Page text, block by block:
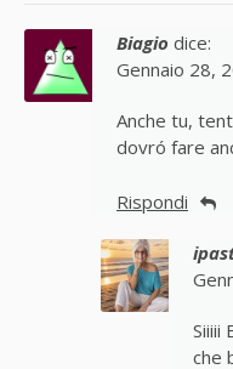
Biagio dice:
Gennaio 28,
Anche tu,
dovró fare
Rispondi
Siiiii
che